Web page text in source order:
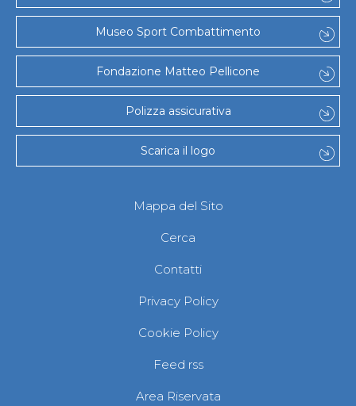
Museo Sport Combattimento
Fondazione Matteo Pellicone
Polizza assicurativa
Scarica il logo
Mappa del Sito
Cerca
Contatti
Privacy Policy
Cookie Policy
Feed rss
Area Riservata